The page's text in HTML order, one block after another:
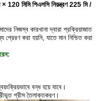
× 120 মিমি পিএলসি নিয়ন্ত্রণ 225 মি /
নিজস্ব কারখানা দ্বারা প্রক্রিয়াজাত
করা হয়নি, যাতে মান নিশ্চিত করা
বন্ধ হয়ে যাবে।
গ্রীস তৈলাক্তকরণ।